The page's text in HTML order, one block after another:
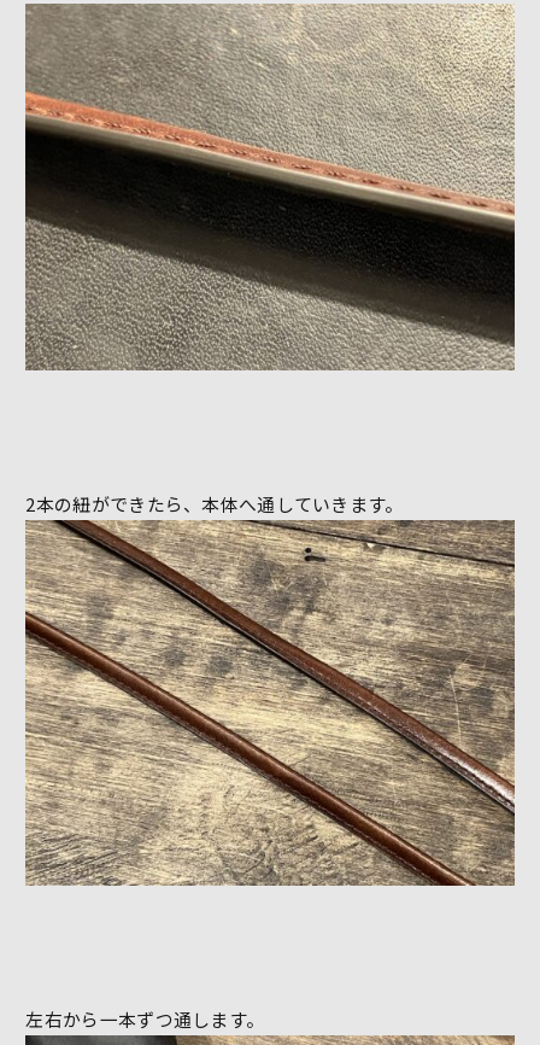
2本の紐ができたら、本体へ通していきます。
左右から一本ずつ通します。